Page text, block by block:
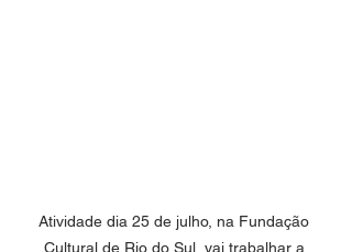
Atividade dia 25 de julho, na Fundação
Cultural de Rio do Sul, vai trabalhar a